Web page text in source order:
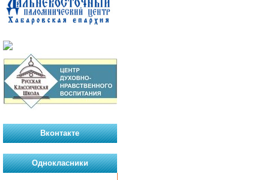
Вконтакте
Однокласники